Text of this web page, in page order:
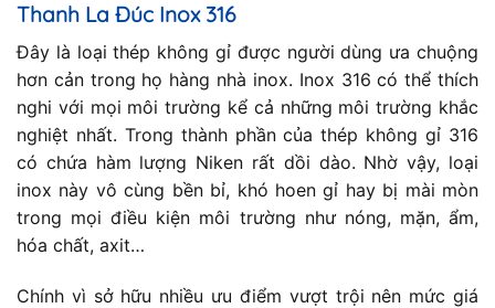
Thanh La Đúc Inox 316
Đây là loại thép không gỉ được người dùng ưa chuộng
hơn cản trong họ hàng nhà inox. Inox 316 có thể thích
nghi với mọi môi trường kể cả những môi trường khắc
nghiệt nhất. Trong thành phần của thép không gỉ 316
có chứa hàm lượng Niken rất dồi dào. Nhờ vậy, loại
inox này vô cùng bền bỉ, khó hoen gỉ hay bị mài mòn
trong mọi điều kiện môi trường như nóng, mặn, ẩm,
hóa chất, axit…
Chính vì sở hữu nhiều ưu điểm vượt trội nên mức giá